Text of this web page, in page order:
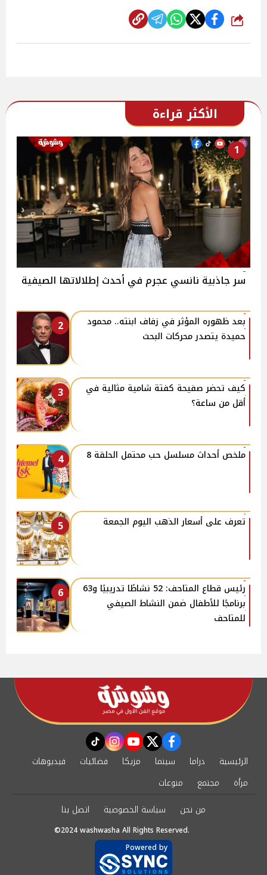
شارك
الأكثر قراءة
1
سر جاذبية نانسي عجرم في أحدث إطلالاتها الصيفية
2
بعد ظهوره المؤثر في زفاف ابنته.. محمود
حميدة يتصدر محركات البحث
3
كيف تحضر صفيحة كفتة شامية مثالية في
أقل من ساعة؟
4 ملخص أحداث مسلسل حب محتمل الحلقة 8
5 تعرف على أسعار الذهب اليوم الجمعة
6
رئيس قطاع المتاحف: 52 نشاطًا تدريبيًا و63
برنامجًا للأطفال ضمن النشاط الصيفي
للمتاحف
facebook
twitter
youtube
instagram
tiktok
الرئيسية دراما سينما مزيكا فضائيات
فيديوهات
مرأة
مجتمع
منوعات
من نحن
سياسة الخصوصية اتصل بنا
©2024 washwasha All Rights Reserved.
Powered by